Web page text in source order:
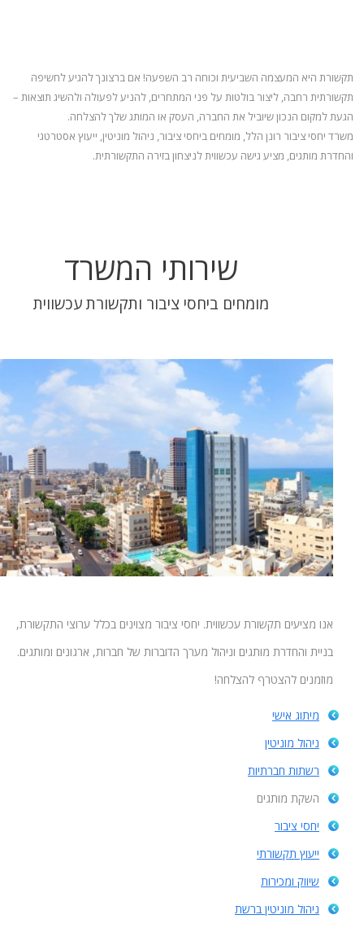
תקשורת היא המעצמה השביעית וכוחה רב השפעה! אם ברצונך להגיע לחשיפה
תקשורתית רחבה, ליצור בולטות על פני המתחרים, להניעלפעולה ולהשיג תוצאות –
הגעת למקום הנכון שיוביל את החברה, העסק או המותג שלך להצלחה.
משרד יחסי ציבור רונן הלל, מומחים ביחסי ציבור, ניהול מוניטין, ייעוץ אסטרטגי
והחדרת מותגים, מציע גישה עכשווית לניצחון בזירה התקשורתית.
שירותי המשרד
מומחים ביחסי ציבור ותקשורת עכשווית
אנו מציעים תקשורת עכשווית. יחסי ציבור מצוינים בכלל ערוצי התקשורת,
בניית והחדרת מותגים וניהול מערך הדוברות של חברות, ארגונים ומותגים.
מוזמנים להצטרף להצלחה!
מיתוג אישי
ניהול מוניטין
רשתות חברתיות
השקת מותגים
יחסי ציבור
ייעוץ תקשורתי
שיווק ומכירות
ניהול מוניטין ברשת